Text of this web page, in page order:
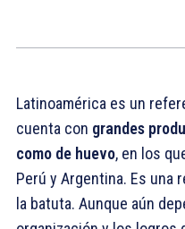
Latinoamérica es un
cuenta con grandes
como de huevo, en los
Perú y Argentina. Es una
la batuta. Aunque aún